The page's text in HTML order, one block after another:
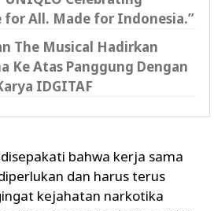
for All. Made for Indonesia.”
The Musical Hadirkan
Ke Atas Panggung Dengan
IDGITAF
bahwa kerja sama
dan harus terus
kejahatan narkotika